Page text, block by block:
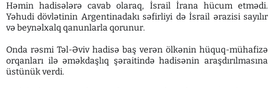
Həmin hadisələrə cavab olaraq, İsrail İrana hücum etmədi.
Yəhudi dövlətinin Argentinadakı səfirliyi də İsrail ərazisi sayılır
və beynəlxalq qanunlarla qorunur.
Onda rəsmi Təl-Əviv hadisə baş verən ölkənin hüquq-mühafizə
orqanları ilə əməkdaşlıq şəraitində hadisənin araşdırılmasına
üstünük verdi.